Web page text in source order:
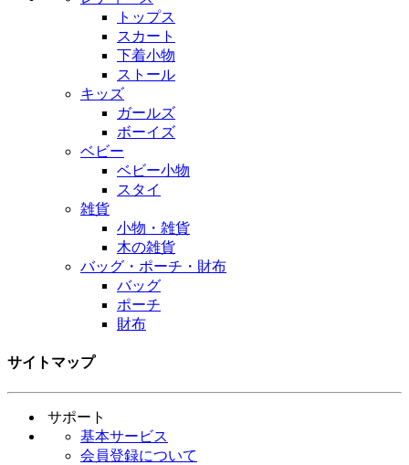
トップス
スカート
下着小物
ストール
キッズ
ガールズ
ボーイズ
ベビー
ベビー小物
スタイ
雑貨
小物・雑貨
木の雑貨
バッグ・ポーチ・財布
バッグ
ポーチ
財布
サイトマップ
サポート
基本サービス
会員登録について